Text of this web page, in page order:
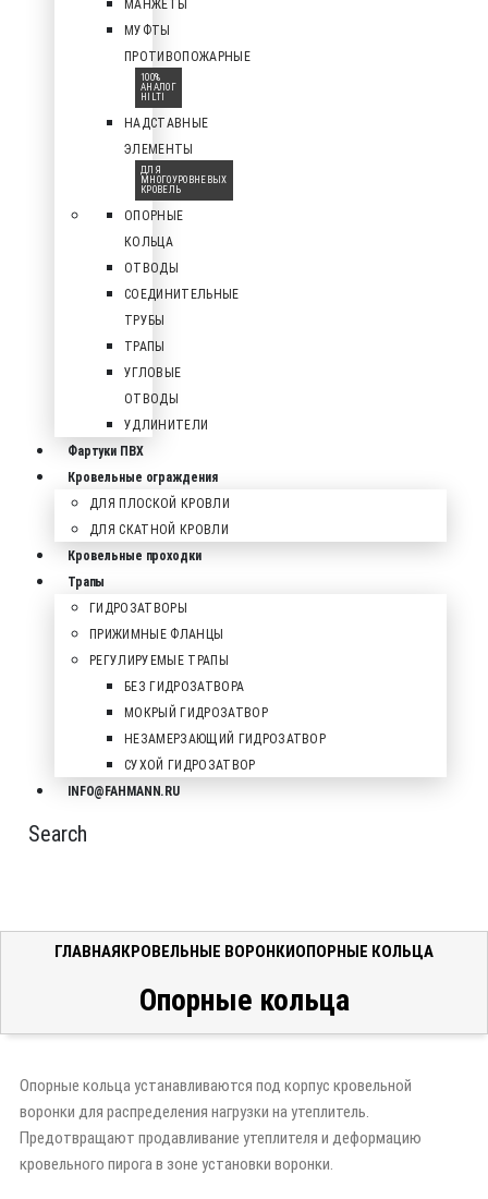
МАНЖЕТЫ
МУФТЫ
ПРОТИВОПОЖАРНЫЕ
100%
АНАЛОГ
HILTI
НАДСТАВНЫЕ
ЭЛЕМЕНТЫ
ДЛЯ
МНОГОУРОВНЕВЫХ
КРОВЕЛЬ
ОПОРНЫЕ
КОЛЬЦА
ОТВОДЫ
СОЕДИНИТЕЛЬНЫЕ
ТРУБЫ
ТРАПЫ
УГЛОВЫЕ
ОТВОДЫ
УДЛИНИТЕЛИ
Фартуки ПВХ
Кровельные ограждения
ДЛЯ ПЛОСКОЙ КРОВЛИ
ДЛЯ СКАТНОЙ КРОВЛИ
Кровельные проходки
Трапы
ГИДРОЗАТВОРЫ
ПРИЖИМНЫЕ ФЛАНЦЫ
РЕГУЛИРУЕМЫЕ ТРАПЫ
БЕЗ ГИДРОЗАТВОРА
МОКРЫЙ ГИДРОЗАТВОР
НЕЗАМЕРЗАЮЩИЙ ГИДРОЗАТВОР
СУХОЙ ГИДРОЗАТВОР
INFO@FAHMANN.RU
Search
ГЛАВНАЯКРОВЕЛЬНЫЕ ВОРОНКИОПОРНЫЕ КОЛЬЦА
Опорные кольца
Опорные кольца устанавливаются под корпус кровельной
воронки для распределения нагрузки на утеплитель.
Предотвращают продавливание утеплителя и деформацию
кровельного пирога в зоне установки воронки.